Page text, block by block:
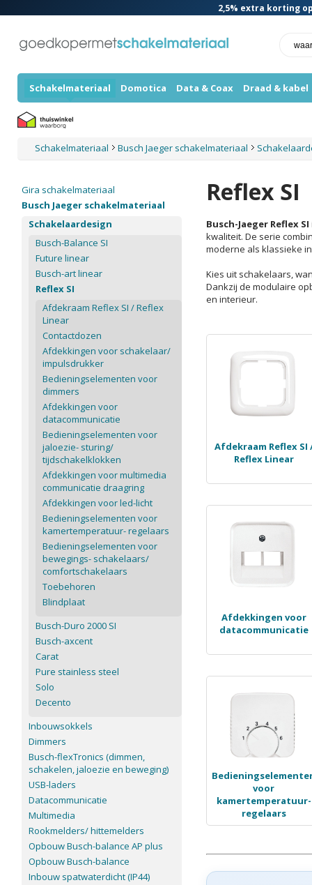
2,5% extra korting
Schakelmateriaal Domotica Data & Coax Draad & kabel
Schakelmateriaal Busch Jaeger schakelmateriaal
Reflex SI
Busch-Jaeger Reflex SI
kwaliteit. De serie
moderne als klassieke
Kies uit schakelaars,
Dankzij de modulaire
en interieur.
Afdekraam Reflex SI
Reflex Linear
Afdekkingen voor
datacommunicatie
voor
kamertemperatuur-
regelaars
Gira schakelmateriaal
Busch Jaeger schakelmateriaal
Schakelaardesign
Busch-Balance SI
Future linear
Busch-art linear
Reflex SI
Afdekraam Reflex SI / Reflex
Linear
Contactdozen
Afdekkingen voor schakelaar/
impulsdrukker
Bedieningselementen voor
dimmers
Afdekkingen voor
datacommunicatie
Bedieningselementen voor
jaloezie- sturing/
tijdschakelklokken
Afdekkingen voor multimedia
communicatie draagring
Afdekkingen voor led-licht
Bedieningselementen voor
kamertemperatuur- regelaars
Bedieningselementen voor
bewegings- schakelaars/
comfortschakelaars
Toebehoren
Blindplaat
Busch-Duro 2000 SI
Busch-axcent
Carat
Pure stainless steel
Solo
Decento
Inbouwsokkels
Dimmers
Busch-flexTronics (dimmen,
schakelen, jaloezie en beweging)
USB-laders
Datacommunicatie
Multimedia
Rookmelders/ hittemelders
Opbouw Busch-balance AP plus
Opbouw Busch-balance
Inbouw spatwaterdicht (IP44)